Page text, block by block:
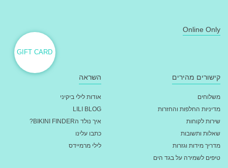
Online Only
GIFT CARD
קישורים מהירים
משלוחים
מדיניות החלפות והחזרות
שירות לקוחות
שאלות ותשובות
מדריך מידות וגזרות
טיפים לשמירה על בגד הים
השראה
אודות לילי ביקיני
LILI BLOG
איך נולד הBIKINI FINDER?
כתבו עלינו
לילי מרמיידס